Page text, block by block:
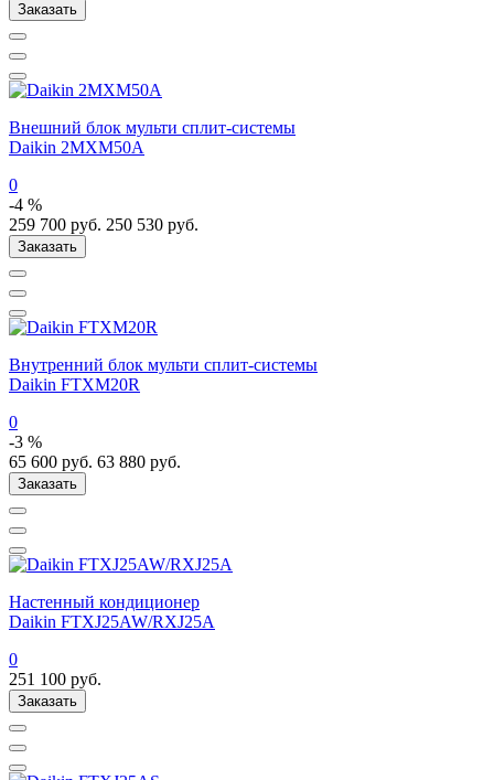
Заказать
Внешний блок мульти сплит-системы
Daikin 2MXM50A
0
-4 %
259 700 руб. 250 530 руб.
Заказать
Внутренний блок мульти сплит-системы
Daikin FTXM20R
0
-3 %
65 600 руб. 63 880 руб.
Заказать
Настенный кондиционер
Daikin FTXJ25AW/RXJ25A
0
251 100 руб.
Заказать